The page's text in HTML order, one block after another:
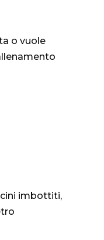
o vuole
imbottiti,